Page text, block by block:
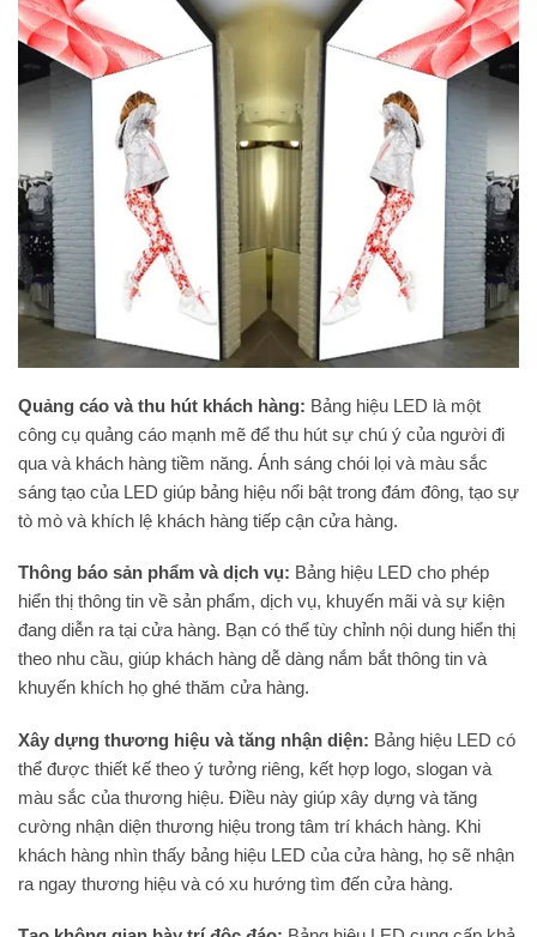
Quảng cáo và thu hút khách hàng: Bảng hiệu LED là một
công cụ quảng cáo mạnh mẽ để thu hút sự chú ý của người đi
qua và khách hàng tiềm năng. Ánh sáng chói lọi và màu sắc
sáng tạo của LED giúp bảng hiệu nổi bật trong đám đông, tạo sự
tò mò và khích lệ khách hàng tiếp cận cửa hàng.
Thông báo sản phẩm và dịch vụ: Bảng hiệu LED cho phép
hiển thị thông tin về sản phẩm, dịch vụ, khuyến mãi và sự kiện
đang diễn ra tại cửa hàng. Bạn có thể tùy chỉnh nội dung hiển thị
theo nhu cầu, giúp khách hàng dễ dàng nắm bắt thông tin và
khuyến khích họ ghé thăm cửa hàng.
Xây dựng thương hiệu và tăng nhận diện: Bảng hiệu LED có
thể được thiết kế theo ý tưởng riêng, kết hợp logo, slogan và
màu sắc của thương hiệu. Điều này giúp xây dựng và tăng
cường nhận diện thương hiệu trong tâm trí khách hàng. Khi
khách hàng nhìn thấy bảng hiệu LED của cửa hàng, họ sẽ nhận
ra ngay thương hiệu và có xu hướng tìm đến cửa hàng.